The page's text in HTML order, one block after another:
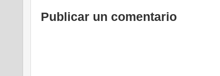
Publicar un comentario